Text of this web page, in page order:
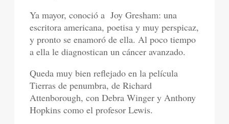
Ya mayor, conoció a Joy Gresham: una
escritora americana, poetisa y muy perspicaz,
y pronto se enamoró de ella. Al poco tiempo
a ella le diagnostican un cáncer avanzado.
Queda muy bien reflejado en la película
Tierras de penumbra, de Richard
Attenborough, con Debra Winger y Anthony
Hopkins como el profesor Lewis.